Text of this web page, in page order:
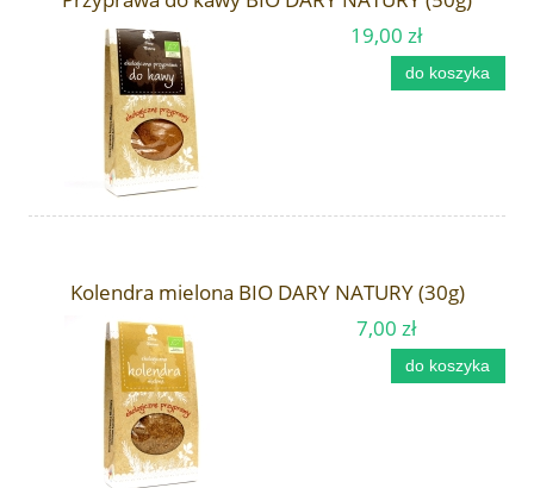
19,00 zł
do koszyka
Kolendra mielona BIO DARY NATURY (30g)
7,00 zł
do koszyka